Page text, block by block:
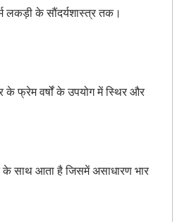
लकड़ी के सौंदर्यशास्त्र तक।
के फ्रेम वर्षों के उपयोग में स्थिर और
के साथ आता है जिसमें असाधारण भार